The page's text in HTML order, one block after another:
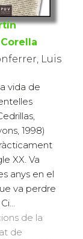
Luis
vida de
1998)
XX. Va
anys en el
va perdre
de la
de